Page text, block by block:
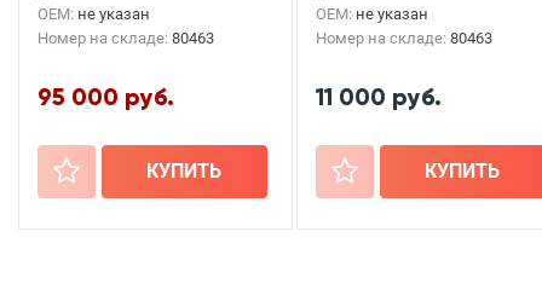
OEM: не указан
Номер на складе: 80463
95 000 руб.
+ КУПИТЬ
OEM: не указан
Номер на складе: 80463
11 000 руб.
+ КУПИТЬ